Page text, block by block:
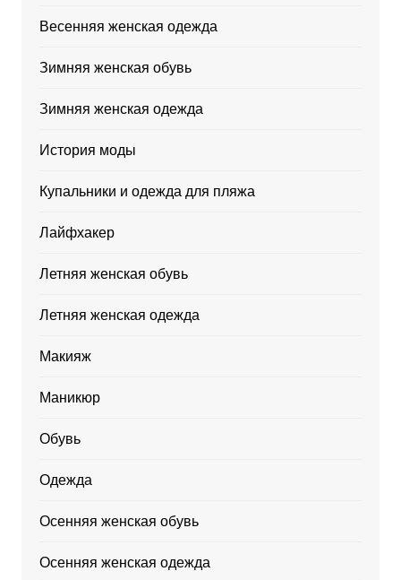
Весенняя женская одежда
Зимняя женская обувь
Зимняя женская одежда
История моды
Купальники и одежда для пляжа
Лайфхакер
Летняя женская обувь
Летняя женская одежда
Макияж
Маникюр
Обувь
Одежда
Осенняя женская обувь
Осенняя женская одежда